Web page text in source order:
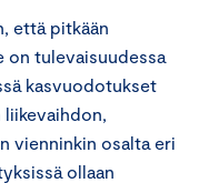
että pitkään
on tulevaisuudessa
kasvuodotukset
vienninkin osalta eri
ollaan